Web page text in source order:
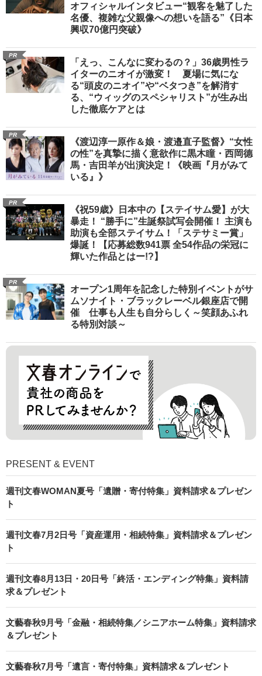
オフィシャルインタビュー“観客を魅了した
名優、複雑な父親像への想いを語る”《日本
興収70億円突破》
PR
「えっ、こんなに変わるの？」36歳男性ラ
イターのニオイが激変！ 夏場に気にな
る“頭皮のニオイ”や“ベタつき”を解消す
る、“ウィッグのスペシャリスト”が生み出
した徹底ケアとは
PR
《渡辺淳一原作＆娘・渡邉直子監督》“女性
の性”を真摯に描く意欲作に黒木瞳・西岡德
馬・吉田羊が出演決定！《映画『月がみて
いる』》
PR
《祝59歳》日本中の【ステイサム愛】が大
暴走！ “勝手に”生誕祭試写会開催！ 主演も
助演も全部ステイサム！「ステサミー賞」
爆誕！【応募総数941票 全54作品の栄冠に
輝いた作品とはー!?】
PR
オープン1周年を記念した特別イベントがサ
ムソナイト・ブラックレーベル銀座店で開
催 仕事も人生も自分らしく～笑顔あふれ
る特別対談～
PRESENT & EVENT
週刊文春WOMAN夏号「遺贈・寄付特集」資料請求＆プレゼン
ト
週刊文春7月2日号「資産運用・相続特集」資料請求＆プレゼン
ト
週刊文春8月13日・20日号「終活・エンディング特集」資料請
求＆プレゼント
文藝春秋9月号「金融・相続特集／シニアホーム特集」資料請求
＆プレゼント
文藝春秋7月号「遺言・寄付特集」資料請求＆プレゼント